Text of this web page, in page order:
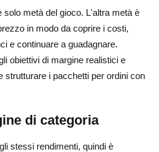
solo metà del gioco. L'altra metà è
in modo da coprire i costi,
e continuare a guadagnare.
obiettivi di margine realistici e
strutturare i pacchetti per ordini con
di categoria
stessi rendimenti, quindi è